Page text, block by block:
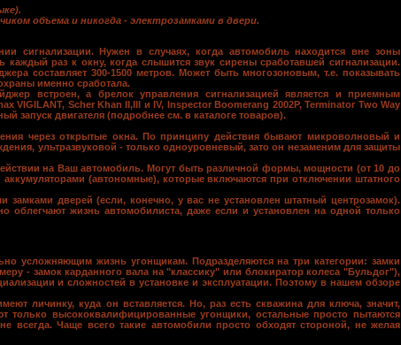
объема и никогда - электрозамками в двери.
сигнализации. Нужен в случаях, когда автомобиль находится вне зоны
каждый раз к окну, когда слышится звук сирены сработавшей сигнализации.
составляет 300-1500 метров. Может быть многозоновым, т.е. показывать
именно сработала.
встроен, а брелок управления сигнализацией является и приемным
VIGILANT, Scher Khan II,III и IV, Inspector Boomerang 2002P, Terminator Two Way
запуск двигателя (подробнее см. в каталоге товаров).
через открытые окна. По принципу действия бывают микроволновый и
ультразвуковой - только одноуровневый, зато он незаменим для защиты
на Ваш автомобиль. Могут быть различной формы, мощности (от 10 до
(автономные), которые включаются при отключении штатного
замками дверей (если, конечно, у вас не установлен штатный центрозамок).
жизнь автомобилиста, даже если и установлен на одной только
усложняющим жизнь угонщикам. Подразделяются на три категории: замки
- замок карданного вала на "классику" или блокиратор колеса "Бульдог"),
и сложностей в установке и эксплуатации. Поэтому в нашем обзоре
личинку, куда он вставляется. Но, раз есть скважина для ключа, значит,
высококвалифицированные угонщики, остальные просто пытаются
всегда. Чаще всего такие автомобили просто обходят стороной, не желая